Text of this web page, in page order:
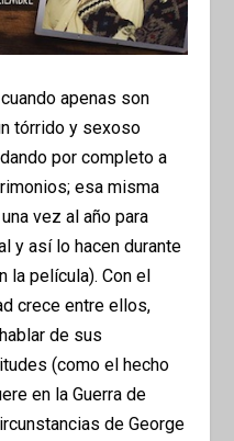
apenas son
tórrido y sexoso
por completo a
esa misma
vez al año para
y así lo hacen durante
la película). Con el
crece entre ellos,
de sus
(como el hecho
en la Guerra de
de George